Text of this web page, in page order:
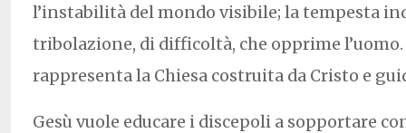
l’instabilità del mondo visibile; la tempesta
tribolazione, di difficoltà, che opprime l’uomo.
rappresenta la Chiesa costruita da Cristo e
Gesù vuole educare i discepoli a sopportare